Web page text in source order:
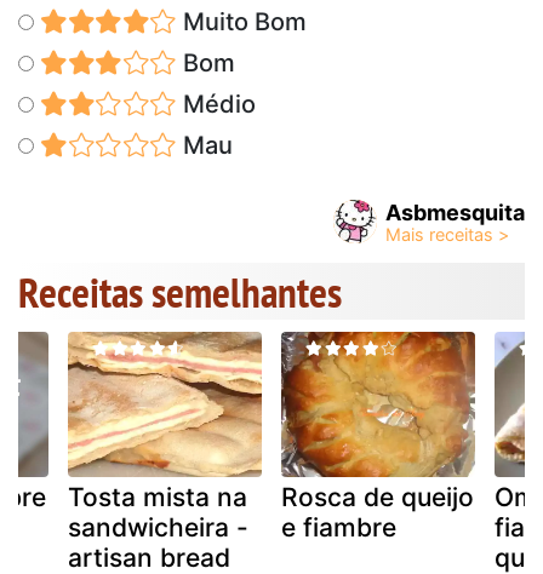
Muito Bom
Bom
Médio
Mau
Asbmesquita
Receitas semelhantes
Tosta mista na
sandwicheira -
artisan bread
Rosca de queijo
e fiambre